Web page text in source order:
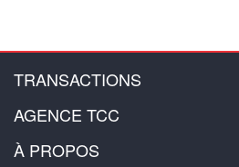
TRANSACTIONS
AGENCE TCC
À PROPOS